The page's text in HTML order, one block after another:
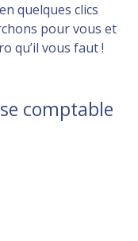
quelques clics
pour vous et
qu’il vous faut !
comptable